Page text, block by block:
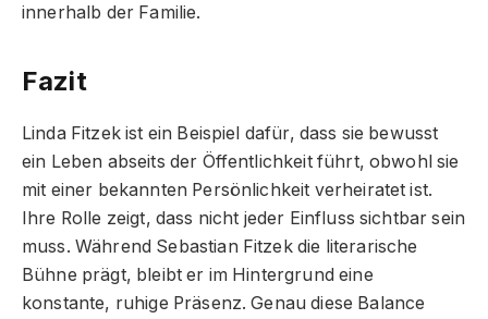
innerhalb der Familie.
Fazit
Linda Fitzek ist ein Beispiel dafür, dass sie bewusst
ein Leben abseits der Öffentlichkeit führt, obwohl sie
mit einer bekannten Persönlichkeit verheiratet ist.
Ihre Rolle zeigt, dass nicht jeder Einfluss sichtbar sein
muss. Während Sebastian Fitzek die literarische
Bühne prägt, bleibt er im Hintergrund eine
konstante, ruhige Präsenz. Genau diese Balance